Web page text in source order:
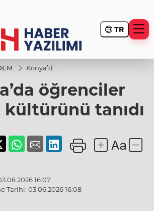
TR
Konya’da
bisiklet
kültürünüöğrenciler
tanıdı
16:07
Tarihi: 03.06.2026 16:08